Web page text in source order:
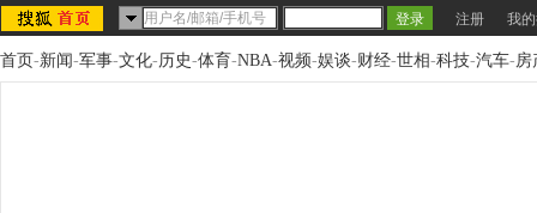
注册 我
首页-新闻-军事-文化-历史-体育-NBA-视频-娱谈-财经-世相-科技-汽车-房